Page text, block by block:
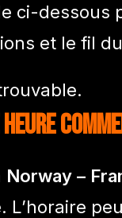
ci-dessous
et le fil
Norway –
L’horaire